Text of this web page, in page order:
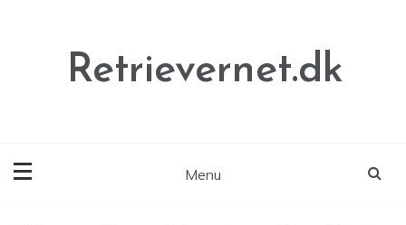
Retrievernet.dk
Menu